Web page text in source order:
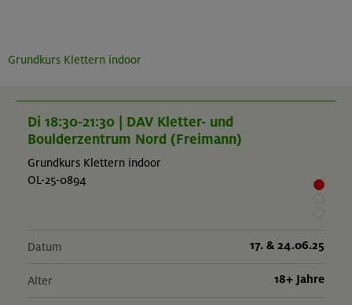
Grundkurs Klettern indoor
Di 18:30-21:30 | DAV Kletter- und
Boulderzentrum Nord (Freimann)
Grundkurs Klettern indoor
OL-25-0894
Datum 17. & 24.06.25
Alter 18+ Jahre